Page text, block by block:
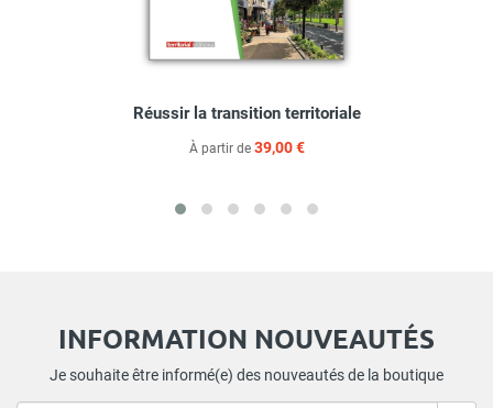
Réussir la transition territoriale
À partir de 39,00 €
INFORMATION NOUVEAUTÉS
Je souhaite être informé(e) des nouveautés de la boutique